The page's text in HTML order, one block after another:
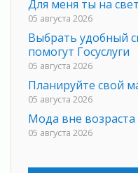
Для меня ты на
05 августа 2026
Выбрать удобный
помогут Госуслуги
05 августа 2026
Планируйте свой
05 августа 2026
Мода вне возраста
05 августа 2026
05 августа 2026